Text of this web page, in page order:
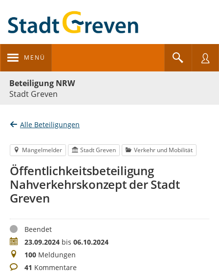
MENÜ
Beteiligung NRW
Stadt Greven
Alle Beteiligungen
Mängelmelder Stadt Greven Verkehr und Mobilität
Öffentlichkeitsbeteiligung
Nahverkehrskonzept der Stadt
Greven
StatusBeendet
Zeitraum23.09.2024 bis 06.10.2024
Meldungen
100 Meldungen
Kommentare
41 Kommentare